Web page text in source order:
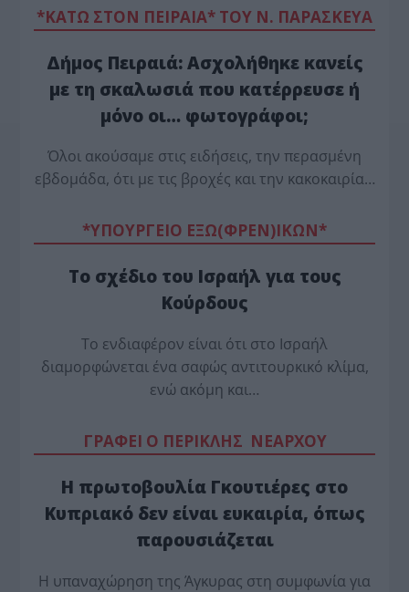
*ΚΑΤΩ ΣΤΟΝ ΠΕΙΡΑΙΑ* ΤΟΥ Ν. ΠΑΡΑΣΚΕΥΑ
Δήμος Πειραιά: Ασχολήθηκε κανείς
με τη σκαλωσιά που κατέρρευσε ή
μόνο οι… φωτογράφοι;
Όλοι ακούσαμε στις ειδήσεις, την περασμένη
εβδομάδα, ότι με τις βροχές και την κακοκαιρία…
*ΥΠΟΥΡΓΕΙΟ ΕΞΩ(ΦΡΕΝ)ΙΚΩΝ*
Το σχέδιο του Ισραήλ για τους
Κούρδους
Το ενδιαφέρον είναι ότι στο Ισραήλ
διαμορφώνεται ένα σαφώς αντιτουρκικό κλίμα,
ενώ ακόμη και…
ΓΡΑΦΕΙ Ο ΠΕΡΙΚΛΗΣ ΝΕΑΡΧΟΥ
Η πρωτοβουλία Γκουτιέρες στο
Κυπριακό δεν είναι ευκαιρία, όπως
παρουσιάζεται
Η υπαναχώρηση της Άγκυρας στη συμφωνία για